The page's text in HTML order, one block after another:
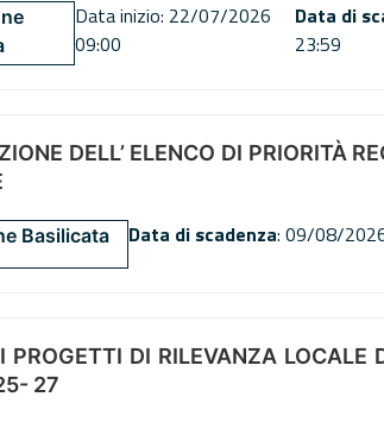
Data inizio: 22/07/2026
09:00
Data di
23:59
DELL’ ELENCO DI PRIORITÀ
Basilicata Data di scadenza: 09/08/
PROGETTI DI RILEVANZA
27